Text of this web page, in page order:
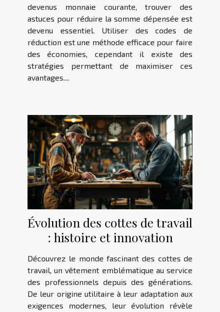
devenus monnaie courante, trouver des
astuces pour réduire la somme dépensée est
devenu essentiel. Utiliser des codes de
réduction est une méthode efficace pour faire
des économies, cependant il existe des
stratégies permettant de maximiser ces
avantages....
Évolution des cottes de travail
: histoire et innovation
Découvrez le monde fascinant des cottes de
travail, un vêtement emblématique au service
des professionnels depuis des générations.
De leur origine utilitaire à leur adaptation aux
exigences modernes, leur évolution révèle